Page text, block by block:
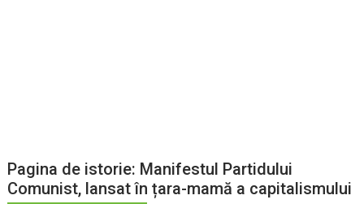
Pagina de istorie: Manifestul Partidului
Comunist, lansat în țara-mamă a capitalismului